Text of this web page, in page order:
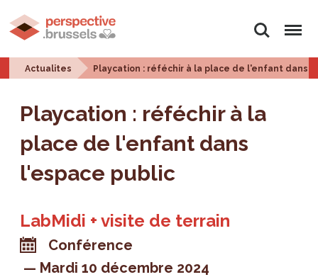
Rechercher
Menu
Actualites Playcation : réféchir à la place de l'enfant dans
Playcation : réféchir à la
place de l'enfant dans
l'espace public
LabMidi + visite de terrain
Conférence
Mardi 10 décembre 2024